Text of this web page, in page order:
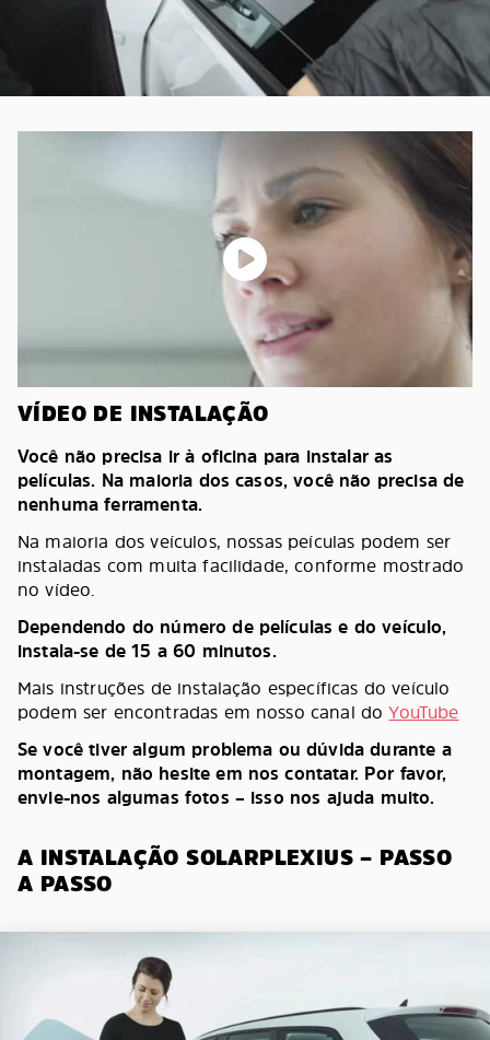
VÍDEO DE INSTALAÇÃO
Você não precisa ir à oficina para instalar as
películas. Na maioria dos casos, você não precisa de
nenhuma ferramenta.
Na maioria dos veículos, nossas peículas podem ser
instaladas com muita facilidade, conforme mostrado
no vídeo.
Dependendo do número de películas e do veículo,
instala-se de 15 a 60 minutos.
Mais instruções de instalação específicas do veículo
podem ser encontradas em nosso canal doYouTube
Se você tiver algum problema ou dúvida durante a
montagem, não hesite em nos contatar. Por favor,
envie-nos algumas fotos – isso nos ajuda muito.
A INSTALAÇÃO SOLARPLEXIUS – PASSO
A PASSO